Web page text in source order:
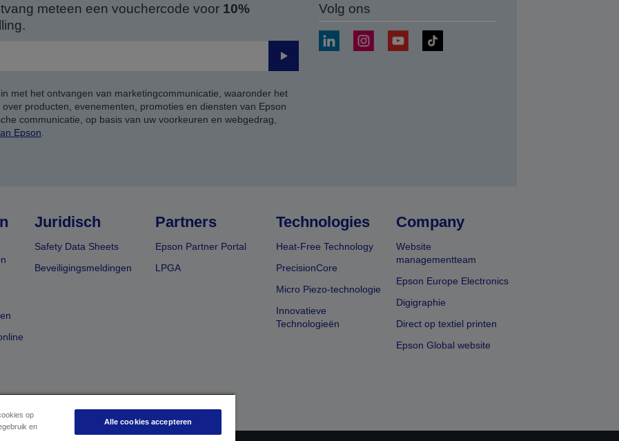
meteen een vouchercode voor 10%
Verzenden
met het ontvangen van marketingcommunicatie, waaronder het
producten, evenementen, promoties en diensten van Epson
communicatie, op basis van uw voorkeuren en webgedrag,
Epson
Volg ons
Juridisch
Safety Data Sheets
Beveiligingsmeldingen
Partners
Epson Partner Portal
LPGA
Technologies
Heat-Free Technology
PrecisionCore
Micro Piezo-technologie
Innovatieve
Technologieën
Company
Website
managementteam
Epson Europe Electronics
Digigraphie
Direct op textiel printen
Epson Global website
op
en
Alle cookies accepteren